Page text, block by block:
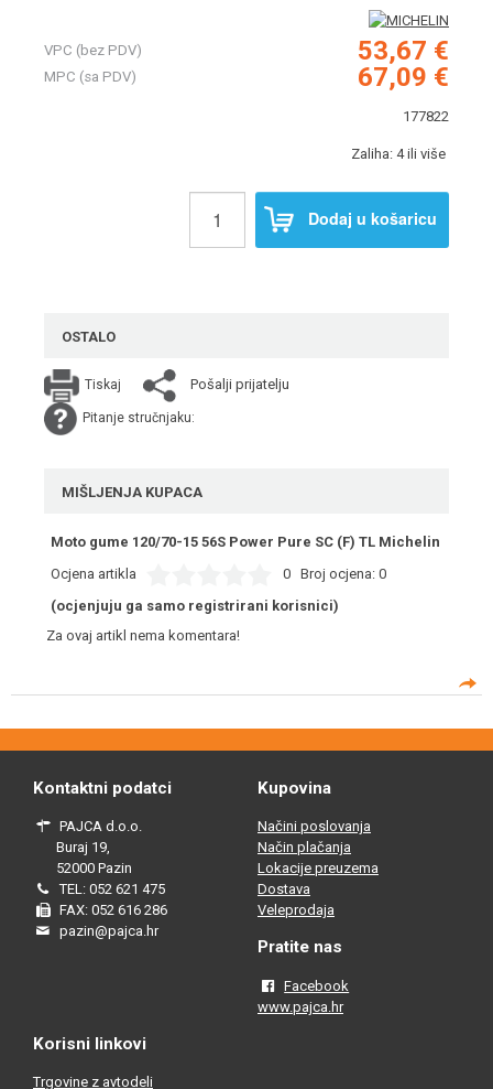
VPC (bez PDV) 53,67 €
MPC (sa PDV) 67,09 €
177822
Zaliha: 4 ili više
Dodaj u košaricu
OSTALO
Tiskaj Pošalji prijatelju
Pitanje stručnjaku:
MIŠLJENJA KUPACA
Moto gume 120/70-15 56S Power Pure SC (F) TL Michelin
Ocjena artikla
0 Broj ocjena: 0
(ocjenjuju ga samo registrirani korisnici)
Za ovaj artikl nema komentara!
Kontaktni podatci
PAJCA d.o.o.
Buraj 19,
52000 Pazin
TEL: 052 621 475
FAX: 052 616 286
pazin@pajca.hr
Kupovina
Načini poslovanja
Način plačanja
Lokacije preuzema
Dostava
Veleprodaja
Pratite nas
Facebook
www.pajca.hr
Korisni linkovi
Trgovine z avtodeli